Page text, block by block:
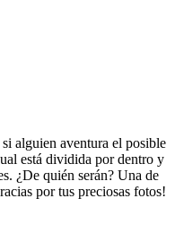
alguien aventura el posible
está dividida por dentro y
¿De quién serán? Una de
por tus preciosas fotos!